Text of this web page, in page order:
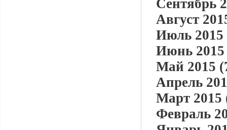
Сентябрь
Август
Июль 2015
Июнь 2015
Май 2015
Апрель
Март 2015
Февраль